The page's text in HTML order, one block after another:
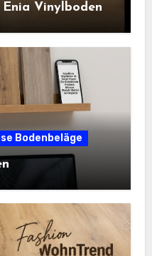
Vinylboden
Bodenbeläge